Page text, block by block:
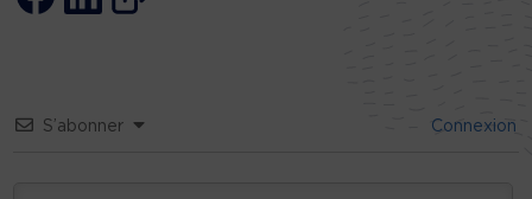
S’abonner Connexion